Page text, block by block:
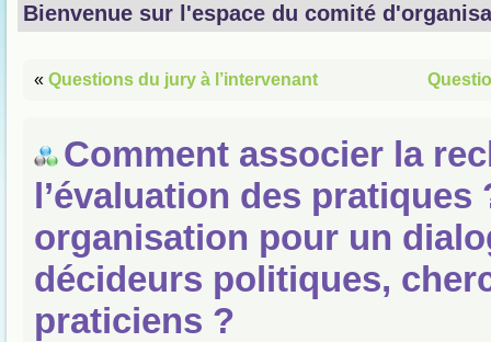
Bienvenue sur l'espace du comité
« Questions du jury à l’intervenant
Comment associer la
l’évaluation des pratiques
organisation pour un
décideurs politiques,
praticiens ?